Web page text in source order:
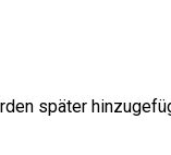
später